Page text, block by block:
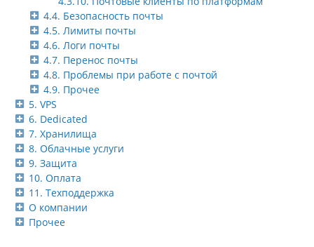
4.4. Безопасность почты
4.5. Лимиты почты
4.6. Логи почты
4.7. Перенос почты
4.8. Проблемы при работе с почтой
4.9. Прочее
5. VPS
6. Dedicated
7. Хранилища
8. Облачные услуги
9. Защита
10. Оплата
11. Техподдержка
О компании
Прочее